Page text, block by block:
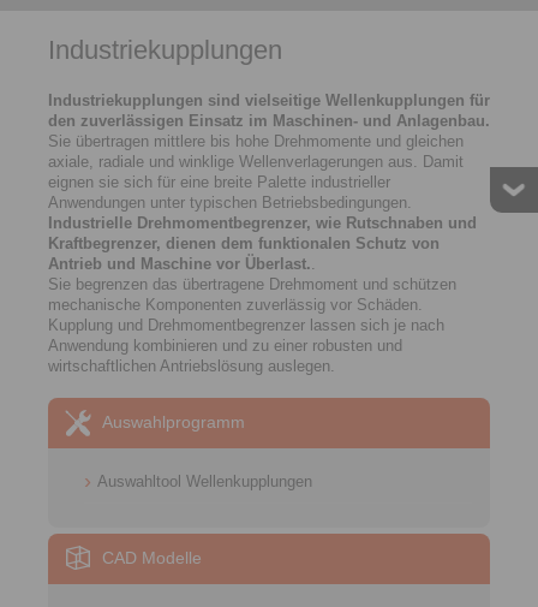
Industriekupplungen
Industriekupplungen sind vielseitige Wellenkupplungen für
den zuverlässigen Einsatz im Maschinen- und Anlagenbau.
Sie übertragen mittlere bis hohe Drehmomente und gleichen
axiale, radiale und winklige Wellenverlagerungen aus. Damit
eignen sie sich für eine breite Palette industrieller
Anwendungen unter typischen Betriebsbedingungen.
Industrielle Drehmomentbegrenzer, wie Rutschnaben und
Kraftbegrenzer, dienen dem funktionalen Schutz von
Antrieb und Maschine vor Überlast.​.
Sie begrenzen das übertragene Drehmoment und schützen
mechanische Komponenten zuverlässig vor Schäden.
Kupplung und Drehmomentbegrenzer lassen sich je nach
Anwendung kombinieren und zu einer robusten und
wirtschaftlichen Antriebslösung auslegen.​
Auswahlprogramm
Auswahltool Wellenkupplungen
CAD Modelle